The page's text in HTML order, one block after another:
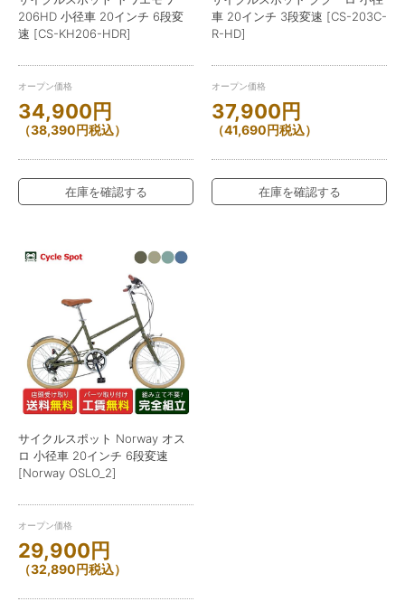
206HD 小径車 20インチ 6段変
速 [CS-KH206-HDR]
オープン価格
34,900円
（38,390円税込）
在庫を確認する
車 20インチ 3段変速 [CS-203C-
R-HD]
オープン価格
37,900円
（41,690円税込）
在庫を確認する
サイクルスポット Norway オス
ロ 小径車 20インチ 6段変速
[Norway OSLO_2]
オープン価格
29,900円
（32,890円税込）